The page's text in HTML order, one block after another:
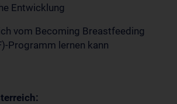
Entwicklung
vom Becoming Breastfeeding
Programm lernen kann